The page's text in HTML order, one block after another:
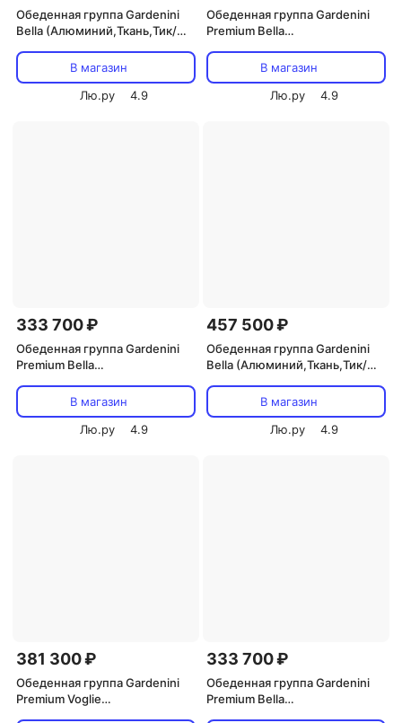
Обеденная группа Gardenini
Bella (Алюминий,Ткань,Тик/
арт.DBLL.010828.C6
В магазин
Лю.ру
4.9
Обеденная группа Gardenini
Premium Bella
серый) арт.DPBLL.010818.C6
В магазин
Лю.ру
4.9
333 700 ₽
Обеденная группа Gardenini
Premium Bella
Белый,Бежевый,Светлое
дерево) арт.DPBLL.020222.C5
В магазин
Лю.ру
4.9
457 500 ₽
Обеденная группа Gardenini
Bella (Алюминий,Ткань,Тик/
дерево) арт.DBLL.010828.C5
В магазин
Лю.ру
4.9
381 300 ₽
Обеденная группа Gardenini
Premium Voglie
333 700 ₽
Обеденная группа Gardenini
Premium Bella